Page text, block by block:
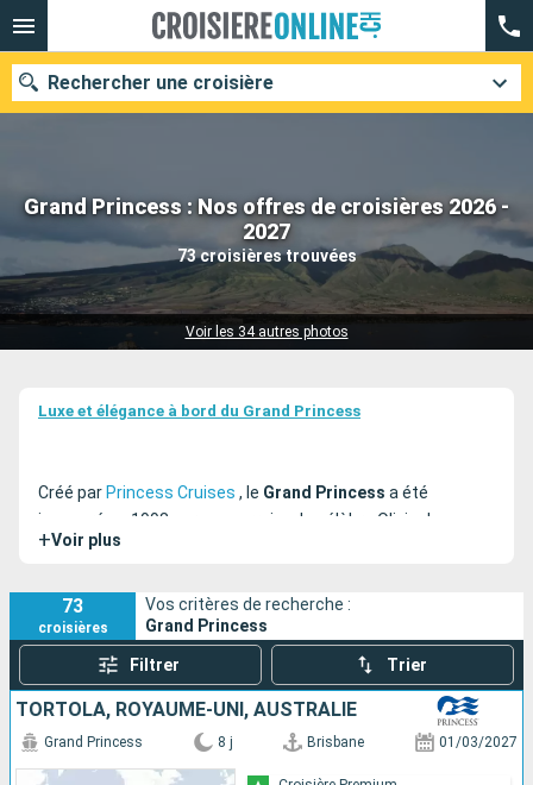
Grand Princess : Nos offres de croisières 2026 -
2027
73 croisières trouvées
Voir les 34 autres photos
Rechercher une croisière
Nos destinations
Mois de départ
Compagnies
Luxe et élégance à bord du Grand Princess
Créé par Princess Cruises , le Grand Princess a été
inauguré en 1998 par sa marraine, la célèbre Olivia de
Havilland. Lumineux, ce navire de croisière peut accueillir
largeur de 35 mètres. Modernisé en 2013, il dévoile
aujourd’hui un décor soigné et luxueux qui rappelle les plus
grands hôtels du monde entier. Sur ses ponts aux boiseries
exotiques et aux cuivres rutilants, vous voguerez vers
l’Alaska et Hawaï, selon les saisons, et profiterez des
nombreuses infrastructures ultramodernes proposées à
bord du Grand Princess.
+Voir plus
73
croisières
Vos critères de recherche :
Grand Princess
Filtrer Trier
TORTOLA, ROYAUME-UNI, AUSTRALIE
Grand Princess 8 j Brisbane 01/03/2027